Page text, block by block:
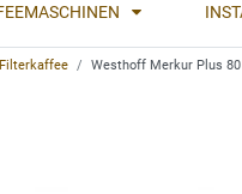
Filterkaffee Westhoff Merkur Plus